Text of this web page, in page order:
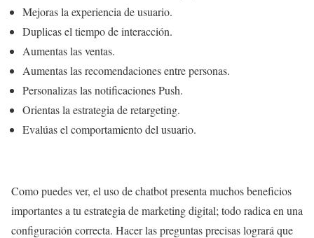
Mejoras la experiencia de usuario.
Duplicas el tiempo de interacción.
Aumentas las ventas.
Aumentas las recomendaciones entre personas.
Personalizas las notificaciones Push.
Orientas la estrategia de retargeting.
Evalúas el comportamiento del usuario.
Como puedes ver, el uso de chatbot presenta muchos beneficios
importantes a tu estrategia de marketing digital; todo radica en una
configuración correcta. Hacer las preguntas precisas logrará que